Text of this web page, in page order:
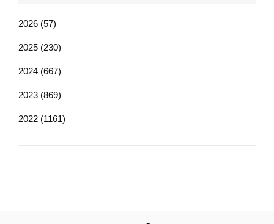
2026 (57)
2025 (230)
2024 (667)
2023 (869)
2022 (1161)